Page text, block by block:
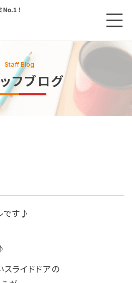
メニ
Staff Blog
フブログ
です♪
ライドドアの